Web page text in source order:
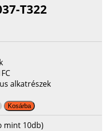
T322
alkatrészek
mint 10db)